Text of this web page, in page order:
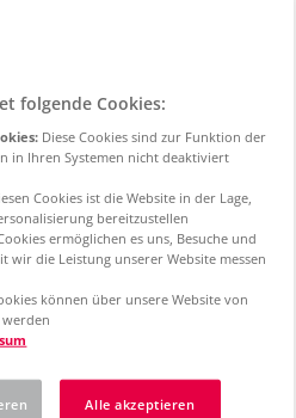
folgende Cookies:
Diese Cookies sind zur Funktion der
in Ihren Systemen nicht deaktiviert
Cookies ist die Website in der Lage,
bereitzustellen
ermöglichen es uns, Besuche und
wir die Leistung unserer Website messen
können über unsere Website von
Alle akzeptieren